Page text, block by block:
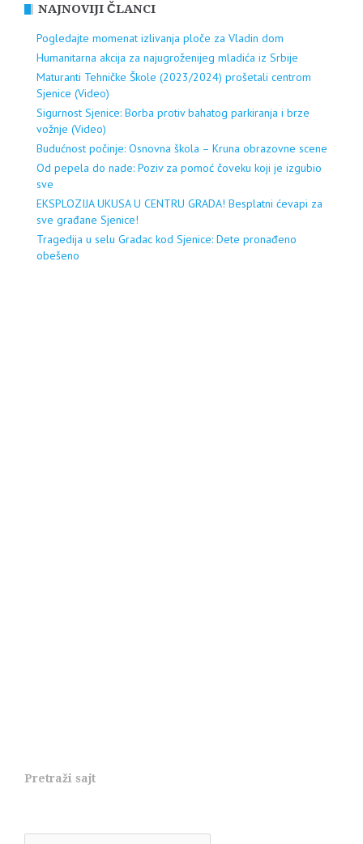
NAJNOVIJI ČLANCI
Pogledajte momenat izlivanja ploče za Vladin dom
Humanitarna akcija za najugroženijeg mladića iz Srbije
Maturanti Tehničke Škole (2023/2024) prošetali centrom
Sjenice (Video)
Sigurnost Sjenice: Borba protiv bahatog parkiranja i brze
vožnje (Video)
Budućnost počinje: Osnovna škola – Kruna obrazovne scene
Od pepela do nade: Poziv za pomoć čoveku koji je izgubio
sve
EKSPLOZIJA UKUSA U CENTRU GRADA! Besplatni ćevapi za
sve građane Sjenice!
Tragedija u selu Gradac kod Sjenice: Dete pronađeno
obešeno
Pretraži sajt